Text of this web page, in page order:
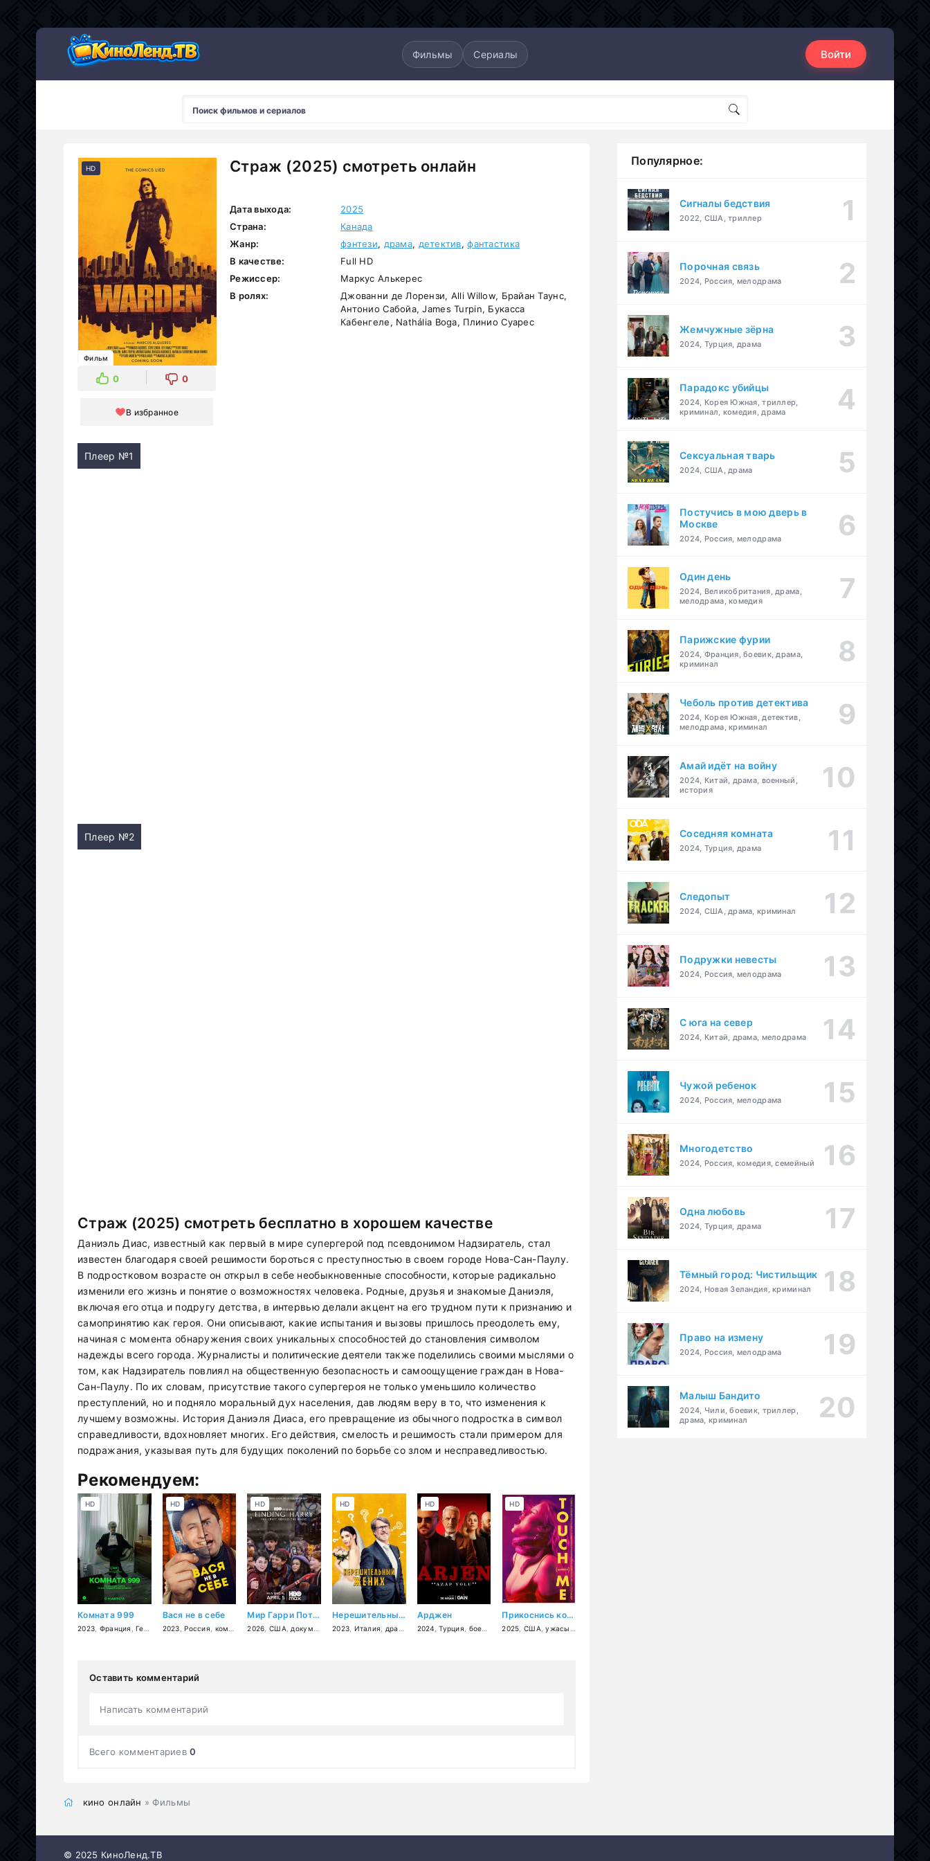
Фильмы Сериалы Войти
Страж (2025) смотреть онлайн
HD
Фильм
0 0
В избранное
Дата выхода:
2025
Страна:
Канада
Жанр:
фэнтези, драма, детектив,фантастика
В качестве:
Full HD
Режиссер:
Маркус Алькерес
В ролях:
Джованни де Лорензи, Alli Willow, Брайан Таунс,
Антонио Сабойа, James Turpin, Букасса
Кабенгеле, Nathália Boga, Плинио Суарес
Плеер №1
Плеер №2
Страж (2025) смотреть бесплатно в хорошем качестве
Даниэль Диас, известный как первый в мире супергерой под псевдонимом Надзиратель, стал
известен благодаря своей решимости бороться с преступностью в своем городе Нова-Сан-Паулу.
В подростковом возрасте он открыл в себе необыкновенные способности, которые радикально
изменили его жизнь и понятие о возможностях человека. Родные, друзья и знакомые Даниэля,
включая его отца и подругу детства, в интервью делали акцент на его трудном пути к признанию и
самопринятию как героя. Они описывают, какие испытания и вызовы пришлось преодолеть ему,
начиная с момента обнаружения своих уникальных способностей до становления символом
надежды всего города. Журналисты и политические деятели также поделились своими мыслями о
том, как Надзиратель повлиял на общественную безопасность и самоощущение граждан в Нова-
Сан-Паулу. По их словам, присутствие такого супергероя не только уменьшило количество
преступлений, но и подняло моральный дух населения, дав людям веру в то, что изменения к
лучшему возможны. История Даниэля Диаса, его превращение из обычного подростка в символ
справедливости, вдохновляет многих. Его действия, смелость и решимость стали примером для
подражания, указывая путь для будущих поколений по борьбе со злом и несправедливостью.
Рекомендуем:
Комната 999
2023 Франция ,Германия ,документальный
HD
Вася не в себе
2023 ,Россия комедия ,фантастика
HD
Мир Гарри Поттера: Мастерство, стоящее за магией
2026 США документальный ,короткометражка
HD
Нерешительный жених
2023 Италия драма мелодрама
HD
Арджен
2024 ,Турция боевик драма ,криминал
HD
Прикоснись ко мне
2025 США ,ужасы
HD
Оставить комментарий
Написать комментарий
Всего комментариев0
кино онлайн » Фильмы
Популярное:
Сигналы бедствия
2022, США, триллер
Порочная связь
2024, Россия, мелодрама
Жемчужные зёрна
2024, Турция, драма
Парадокс убийцы
2024, Корея Южная, триллер,
криминал, комедия, драма
Сексуальная тварь
2024, США, драма
Постучись в мою дверь в
Москве
2024, Россия, мелодрама
Один день
2024, Великобритания, драма,
мелодрама, комедия
Парижские фурии
2024, Франция, боевик, драма,
криминал
Чеболь против детектива
2024, Корея Южная, детектив,
мелодрама, криминал
Амай идёт на войну
2024, Китай, драма, военный,
история
Соседняя комната
2024, Турция, драма
Следопыт
2024, США, драма, криминал
Подружки невесты
2024, Россия, мелодрама
С юга на север
2024, Китай, драма, мелодрама
Чужой ребенок
2024, Россия, мелодрама
Многодетство
2024, Россия, комедия, семейный
Одна любовь
2024, Турция, драма
Тёмный город: Чистильщик
2024, Новая Зеландия, криминал
Право на измену
2024, Россия, мелодрама
Малыш Бандито
2024, Чили, боевик, триллер,
драма, криминал
© 2025 КиноЛенд.ТВ